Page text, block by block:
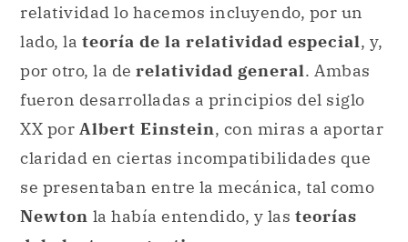
relatividad lo hacemos incluyendo, por un
lado, la teoría de la relatividad especial, y,
por otro, la de relatividad general. Ambas
fueron desarrolladas a principios del siglo
XX por Albert Einstein, con miras a aportar
claridad en ciertas incompatibilidades que
se presentaban entre la mecánica, tal como
Newton la había entendido, y las teorías